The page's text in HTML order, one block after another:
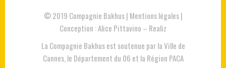
© 2019 Compagnie Bakhus | Mentions légales|
Conception :Alice Pittavino – Realiz
La Compagnie Bakhus est soutenue par la Ville de
Cannes, le Département du 06 et la Région PACA